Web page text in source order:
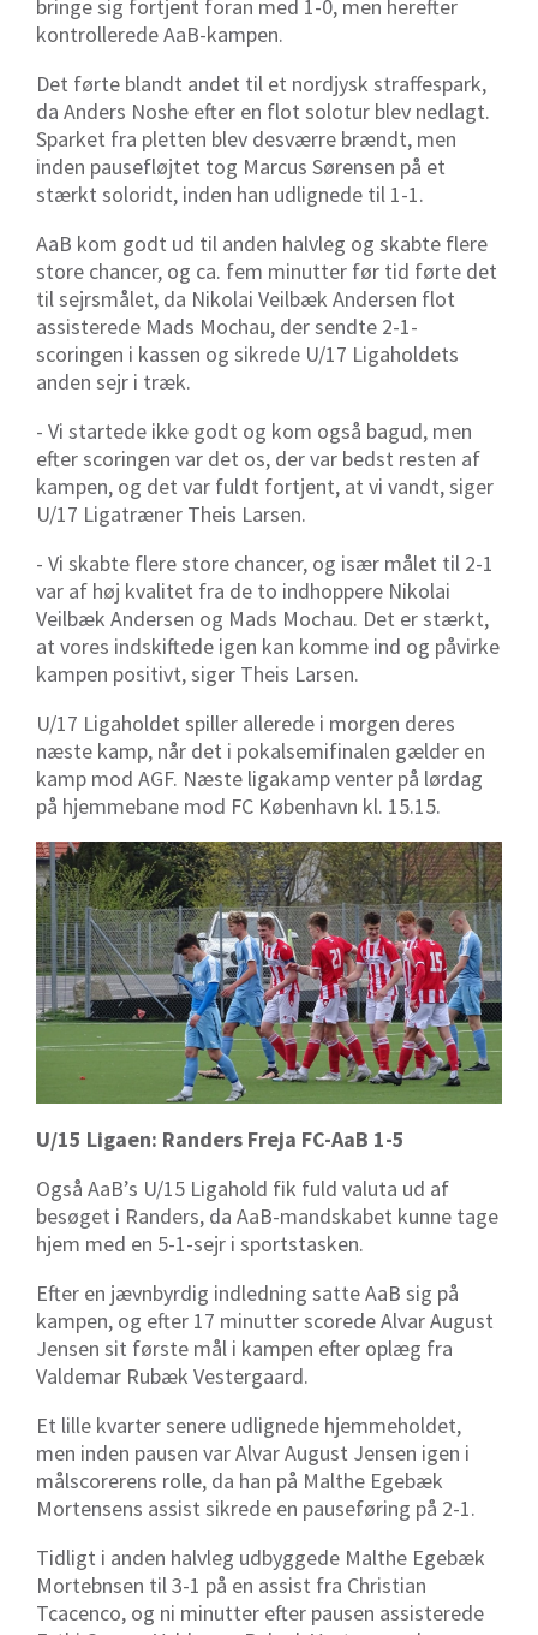
bringe sig fortjent foran med 1-0, men herefter
kontrollerede AaB-kampen.
Det førte blandt andet til et nordjysk straffespark,
da Anders Noshe efter en flot solotur blev nedlagt.
Sparket fra pletten blev desværre brændt, men
inden pausefløjtet tog Marcus Sørensen på et
stærkt soloridt, inden han udlignede til 1-1.
AaB kom godt ud til anden halvleg og skabte flere
store chancer, og ca. fem minutter før tid førte det
til sejrsmålet, da Nikolai Veilbæk Andersen flot
assisterede Mads Mochau, der sendte 2-1-
scoringen i kassen og sikrede U/17 Ligaholdets
anden sejr i træk.
- Vi startede ikke godt og kom også bagud, men
efter scoringen var det os, der var bedst resten af
kampen, og det var fuldt fortjent, at vi vandt, siger
U/17 Ligatræner Theis Larsen.
- Vi skabte flere store chancer, og især målet til 2-1
var af høj kvalitet fra de to indhoppere Nikolai
Veilbæk Andersen og Mads Mochau. Det er stærkt,
at vores indskiftede igen kan komme ind og påvirke
kampen positivt, siger Theis Larsen.
U/17 Ligaholdet spiller allerede i morgen deres
næste kamp, når det i pokalsemifinalen gælder en
kamp mod AGF. Næste ligakamp venter på lørdag
på hjemmebane mod FC København kl. 15.15.
U/15 Ligaen: Randers Freja FC-AaB 1-5
Også AaB’s U/15 Ligahold fik fuld valuta ud af
besøget i Randers, da AaB-mandskabet kunne tage
hjem med en 5-1-sejr i sportstasken.
Efter en jævnbyrdig indledning satte AaB sig på
kampen, og efter 17 minutter scorede Alvar August
Jensen sit første mål i kampen efter oplæg fra
Valdemar Rubæk Vestergaard.
Et lille kvarter senere udlignede hjemmeholdet,
men inden pausen var Alvar August Jensen igen i
målscorerens rolle, da han på Malthe Egebæk
Mortensens assist sikrede en pauseføring på 2-1.
Tidligt i anden halvleg udbyggede Malthe Egebæk
Mortebnsen til 3-1 på en assist fra Christian
Tcacenco, og ni minutter efter pausen assisterede